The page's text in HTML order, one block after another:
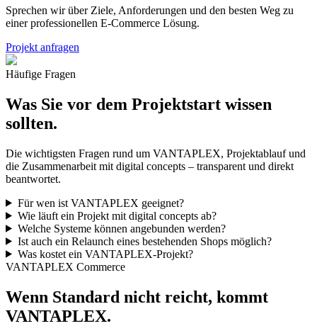
Sprechen wir über Ziele, Anforderungen und den besten Weg zu
einer professionellen E-Commerce Lösung.
Projekt anfragen
Häufige Fragen
Was Sie vor dem Projektstart wissen
sollten.
Die wichtigsten Fragen rund um VANTAPLEX, Projektablauf und
die Zusammenarbeit mit digital concepts – transparent und direkt
beantwortet.
Für wen ist VANTAPLEX geeignet?
Wie läuft ein Projekt mit digital concepts ab?
Welche Systeme können angebunden werden?
Ist auch ein Relaunch eines bestehenden Shops möglich?
Was kostet ein VANTAPLEX-Projekt?
VANTAPLEX Commerce
Wenn Standard nicht reicht, kommt
VANTAPLEX.